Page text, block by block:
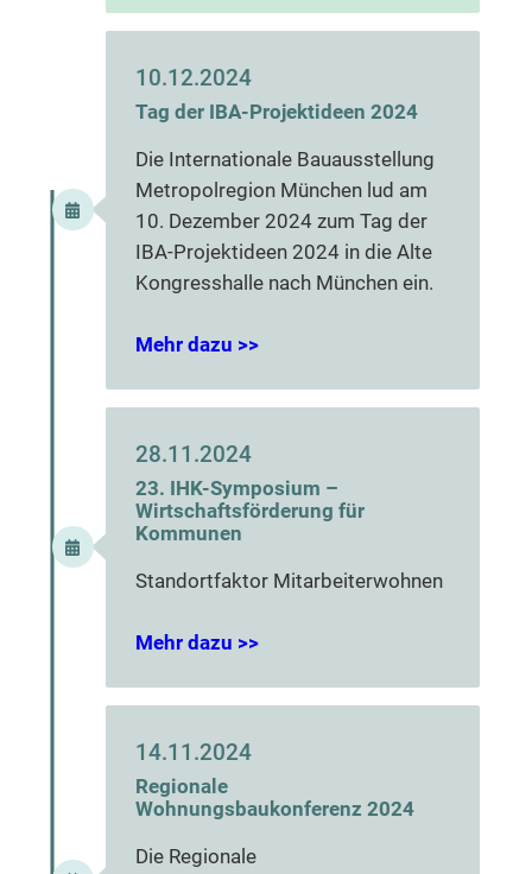
10.12.2024
Tag der IBA-Projektideen 2024
Die Internationale Bauausstellung
Metropolregion München lud am
10. Dezember 2024 zum Tag der
IBA-Projektideen 2024 in die Alte
Kongresshalle nach München ein.
Mehr dazu >>
28.11.2024
23. IHK-Symposium –
Wirtschaftsförderung für
Kommunen
Standortfaktor Mitarbeiterwohnen
Mehr dazu >>
14.11.2024
Regionale
Wohnungsbaukonferenz 2024
Die Regionale